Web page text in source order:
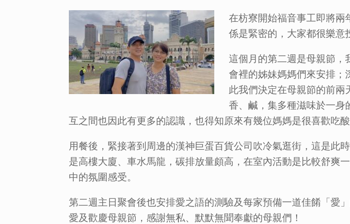
在枋寮開始福音事工即將兩
係是緊密的，大家都很樂意
這個月的第二週是母親節，
會裡的姊妹媽媽們來安排；
此我們決定在母親節的前兩
香、鹹，集多種滋味於一身
互之間也因此有更多的認識，也得知原來有幾位媽媽是很喜歡吃酸
用餐後，緊接著到周邊的漢神巨蛋百貨公司吹冷氣逛街，這是此
是高樓大廈、車水馬龍，碳排放量頗高，在室內活動是比較舒爽
中的氛圍感受。
第二週主日聚會後也安排愛之語的測驗及每家預備一道佳餚「愛
愛及歡慶母親節，感謝無私、默默無聞奉獻的母親們！